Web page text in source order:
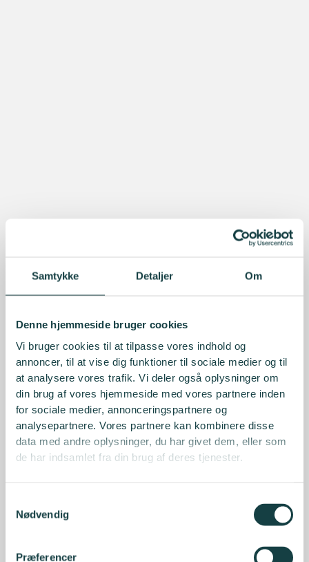
Samtykke Detaljer Om
Denne hjemmeside bruger cookies
Vi bruger cookies til at tilpasse vores indhold og
annoncer, til at vise dig funktioner til sociale medier og til
at analysere vores trafik. Vi deler også oplysninger om
din brug af vores hjemmeside med vores partnere inden
for sociale medier, annonceringspartnere og
analysepartnere. Vores partnere kan kombinere disse
data med andre oplysninger, du har givet dem, eller som
de har indsamlet fra din brug af deres tjenester.
Nødvendig
Præferencer